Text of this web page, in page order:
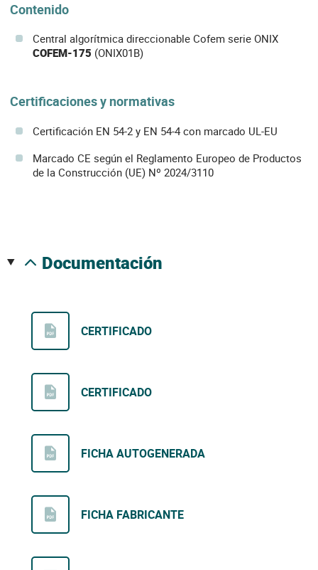
Contenido
Central algorítmica direccionable Cofem serie ONIX
COFEM-175 (ONIX01B)
Certificaciones y normativas
Certificación EN 54-2 y EN 54-4 con marcado UL-EU
Marcado CE según el Reglamento Europeo de Productos
de la Construcción (UE) Nº 2024/3110
documentación
CERTIFICADO
CERTIFICADO
FICHA AUTOGENERADA
FICHA FABRICANTE